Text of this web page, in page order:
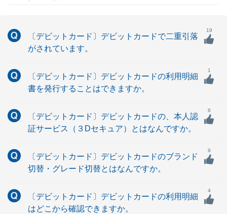
〔デビットカード〕デビットカードで二重引落
がされています。
19
〔デビットカード〕デビットカードの利用明細
書を発行することはできますか。
1
〔デビットカード〕デビットカードの、本人認
証サービス（３Dセキュア）とはなんですか。
6
〔デビットカード〕デビットカードのブランド
切替・グレード切替とはなんですか。
9
〔デビットカード〕デビットカードの利用明細
はどこから確認できますか。
4